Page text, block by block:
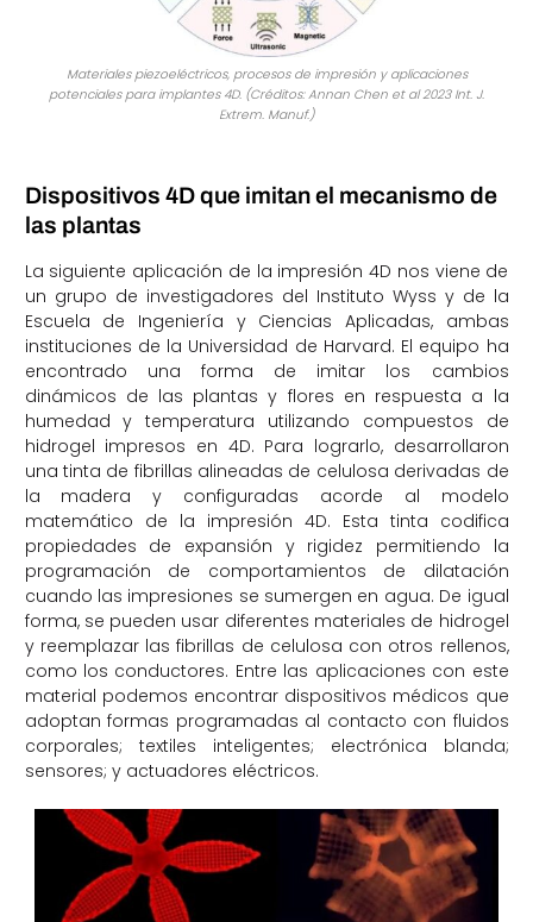
Materiales piezoeléctricos, procesos de impresión y aplicaciones
potenciales para implantes 4D. (Créditos: Annan Chen et al 2023 Int. J.
Extrem. Manuf.)
Dispositivos 4D que imitan el mecanismo de
las plantas
La siguiente aplicación de la impresión 4D nos viene de
un grupo de investigadores del Instituto Wyss y de la
Escuela de Ingeniería y Ciencias Aplicadas, ambas
instituciones de la Universidad de Harvard. El equipo ha
encontrado una forma de imitar los cambios
dinámicos de las plantas y flores en respuesta a la
humedad y temperatura utilizando compuestos de
hidrogel impresos en 4D. Para lograrlo, desarrollaron
una tinta de fibrillas alineadas de celulosa derivadas de
la madera y configuradas acorde al modelo
matemático de la impresión 4D. Esta tinta codifica
propiedades de expansión y rigidez permitiendo la
programación de comportamientos de dilatación
cuando las impresiones se sumergen en agua. De igual
forma, se pueden usar diferentes materiales de hidrogel
y reemplazar las fibrillas de celulosa con otros rellenos,
como los conductores. Entre las aplicaciones con este
material podemos encontrar dispositivos médicos que
adoptan formas programadas al contacto con fluidos
corporales; textiles inteligentes; electrónica blanda;
sensores; y actuadores eléctricos.